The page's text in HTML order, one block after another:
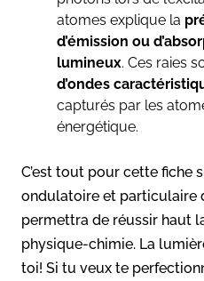
atomes explique la
d’émission ou
lumineux. Ces raies
d’ondes
capturés par les
énergétique.
C’est tout pour cette fiche
ondulatoire et particulaire
permettra de réussir haut
physique-chimie. La
toi! Si tu veux te